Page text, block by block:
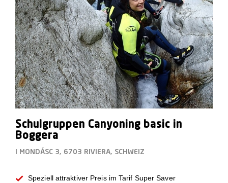
Schulgruppen Canyoning basic in
Boggera
I MONDÁSC 3, 6703 RIVIERA, SCHWEIZ
Speziell attraktiver Preis im Tarif Super Saver